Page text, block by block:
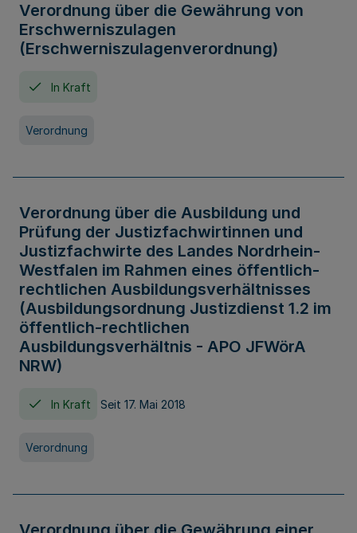
Verordnung über die Gewährung von
Erschwerniszulagen
(Erschwerniszulagenverordnung)
In Kraft
Verordnung
Verordnung über die Ausbildung und
Prüfung der Justizfachwirtinnen und
Justizfachwirte des Landes Nordrhein-
Westfalen im Rahmen eines öffentlich-
rechtlichen Ausbildungsverhältnisses
(Ausbildungsordnung Justizdienst 1.2 im
öffentlich-rechtlichen
Ausbildungsverhältnis - APO JFWörA
NRW)
In Kraft Seit 17. Mai 2018
Verordnung